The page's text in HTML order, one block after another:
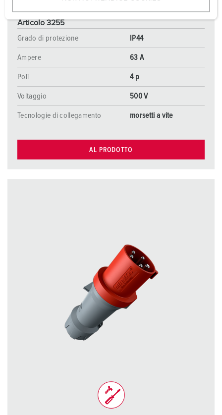
w
Articolo 3255
Grado di protezione
IP44
Ampere 63 A
Poli 4 p
Voltaggio 500 V
Tecnologie di collegamento morsetti a vite
AL PRODOTTO